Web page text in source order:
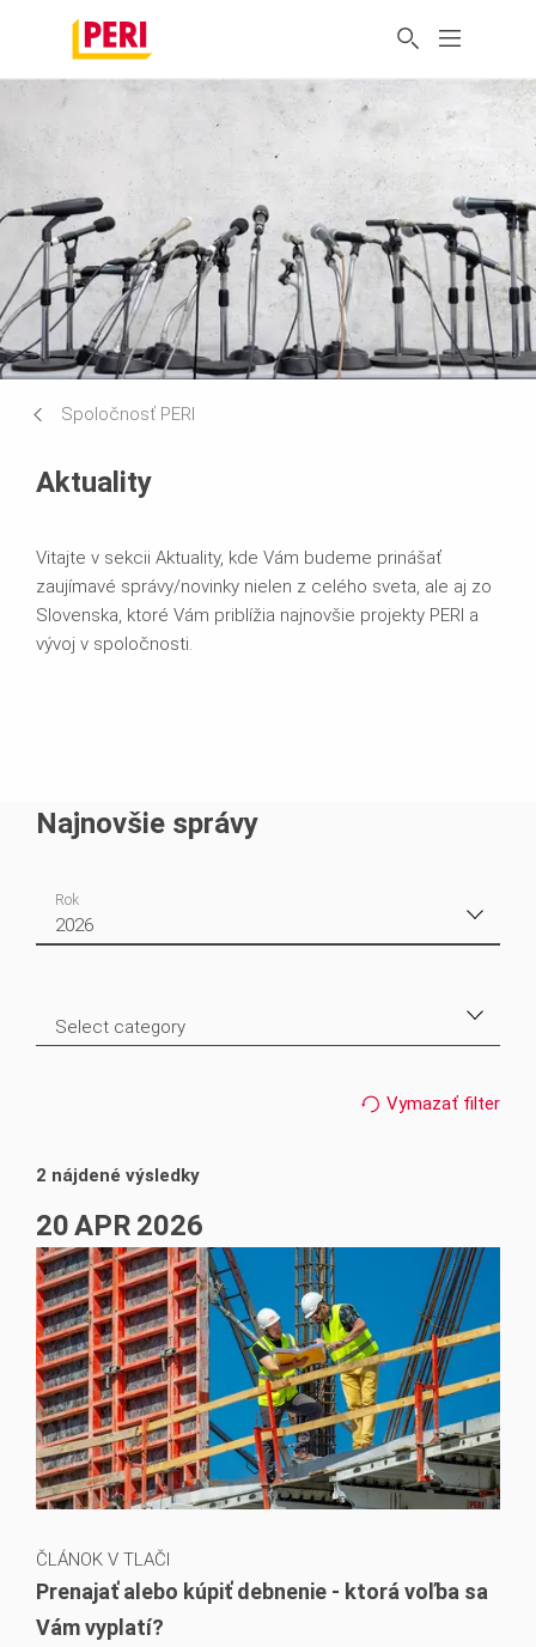
Spoločnosť PERI
Aktuality
Vitajte v sekcii Aktuality, kde Vám budeme prinášať
zaujímavé správy/novinky nielen z celého sveta, ale aj zo
Slovenska, ktoré Vám priblížia najnovšie projekty PERI a
vývoj v spoločnosti.
Najnovšie správy
Rok
2026
2025 4
Select category
Vymazať filter
2 nájdené výsledky
20APR 2026
ČLÁNOK V TLAČI
Prenajať alebo kúpiť debnenie - ktorá voľba sa
Vám vyplatí?